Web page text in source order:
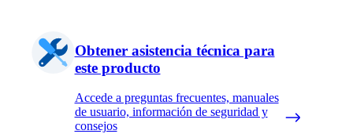
Obtener asistencia técnica para
este producto
Accede a preguntas frecuentes, manuales
de usuario, información de seguridad y
consejos